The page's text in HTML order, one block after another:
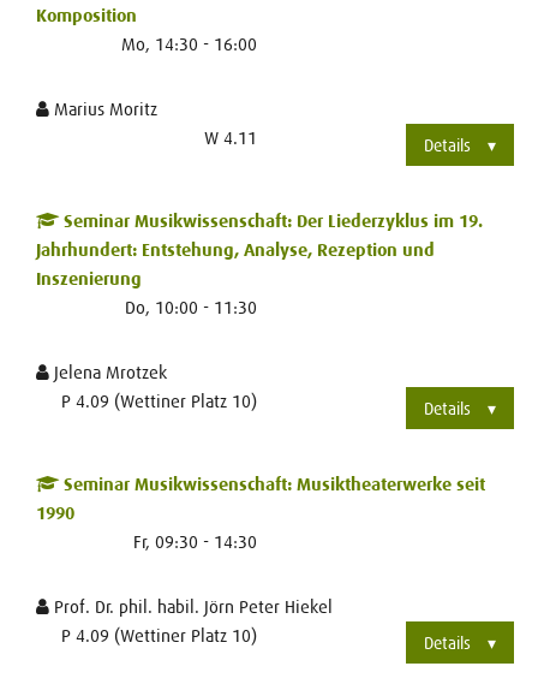
Komposition
Mo, 14:30 - 16:00
Marius Moritz
W 4.11
Details
Seminar Musikwissenschaft: Der Liederzyklus im 19.
Jahrhundert: Entstehung, Analyse, Rezeption und
Inszenierung
Do, 10:00 - 11:30
Jelena Mrotzek
P 4.09 (Wettiner Platz 10)
Details
Seminar Musikwissenschaft: Musiktheaterwerke seit
1990
Fr, 09:30 - 14:30
Prof. Dr. phil. habil. Jörn Peter Hiekel
P 4.09 (Wettiner Platz 10)
Details